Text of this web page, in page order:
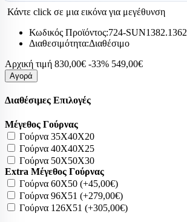
Κάντε click σε μια εικόνα για μεγέθυνση
Κωδικός Προϊόντος:724-SUN1382.1362
Διαθεσιμότητα:Διαθέσιμο
Αρχική τιμή 830,00€ -33% 549,00€
Αγορά
Διαθέσιμες Επιλογές
Μέγεθος Γούρνας
Γούρνα 35Χ40Χ20
Γούρνα 40Χ40Χ25
Γούρνα 50Χ50Χ30
Extra Μέγεθος Γούρνας
Γούρνα 60Χ50 (+45,00€)
Γούρνα 96Χ51 (+279,00€)
Γούρνα 126Χ51 (+305,00€)